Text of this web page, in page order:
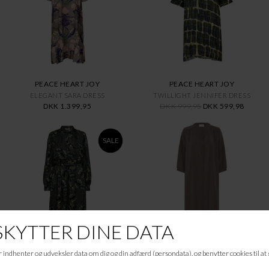
PEACE HEART JOY
ELEGANT SARA DRESS
DKK 1.399,95
PEACE HEART JOY
TWILLIGHT JENNIFER DRESS
DKK 999,95 DKK 599,98
SALE